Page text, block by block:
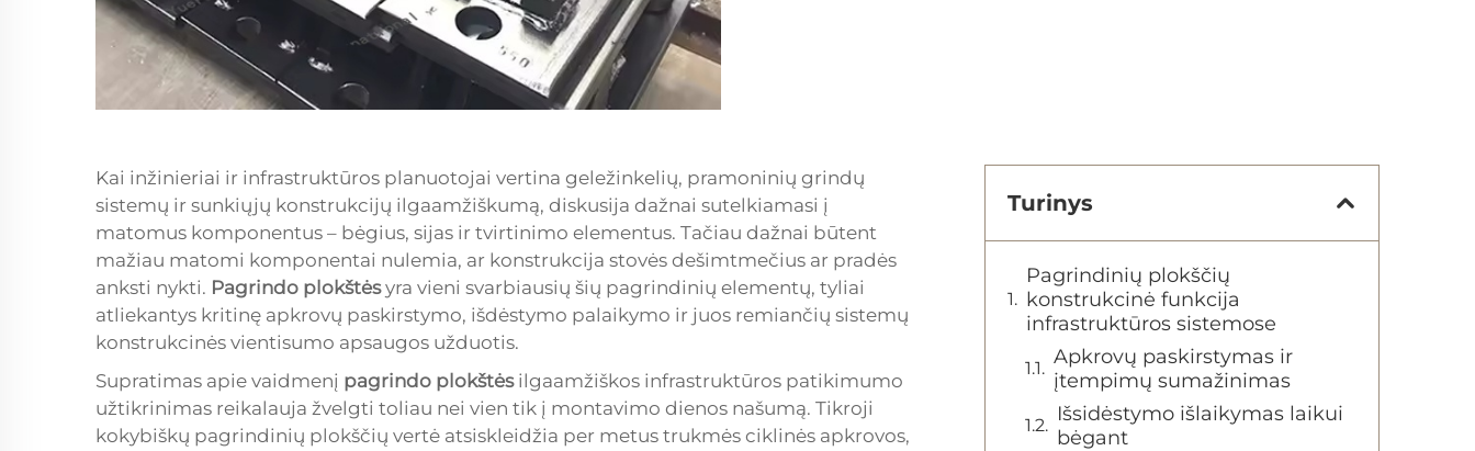
Kai inžinieriai ir infrastruktūros planuotojai vertina geležinkelių, pramoninių grindų
sistemų ir sunkiųjų konstrukcijų ilgaamžiškumą, diskusija dažnai sutelkiamasi į
matomus komponentus – bėgius, sijas ir tvirtinimo elementus. Tačiau dažnai būtent
mažiau matomi komponentai nulemia, ar konstrukcija stovės dešimtmečius ar pradės
anksti nykti. Pagrindo plokštėsyra vieni svarbiausių šių pagrindinių elementų, tyliai
atliekantys kritinę apkrovų paskirstymo, išdėstymo palaikymo ir juos remiančių sistemų
konstrukcinės vientisumo apsaugos užduotis.
Supratimas apie vaidmenį pagrindo plokštės ilgaamžiškos infrastruktūros patikimumo
užtikrinimas reikalauja žvelgti toliau nei vien tik į montavimo dienos našumą. Tikroji
kokybiškų pagrindinių plokščių vertė atsiskleidžia per metus trukmės ciklinės apkrovos,
Turinys
Pagrindinių plokščių
konstrukcinė funkcija
infrastruktūros sistemose
Apkrovų paskirstymas ir
įtempimų sumažinimas
Išsidėstymo išlaikymas laikui
bėgant